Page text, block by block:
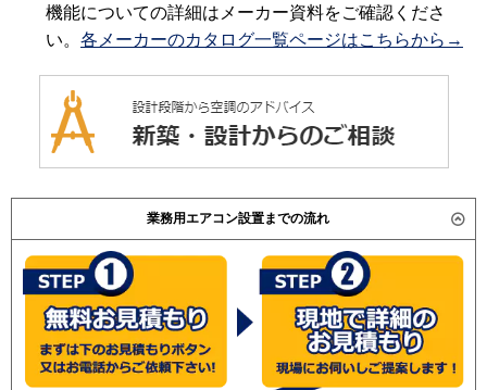
機能についての詳細はメーカー資料をご確認くださ
い。 各メーカーのカタログ一覧ページはこちらから→
業務用エアコン設置までの流れ